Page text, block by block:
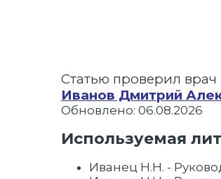
Статью проверил
Иванов Дмитрий
Обновлено: 06.08.2026
Используемая
Иванец Н.Н. -